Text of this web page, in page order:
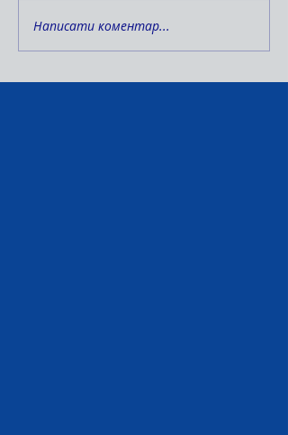
Написати коментар...